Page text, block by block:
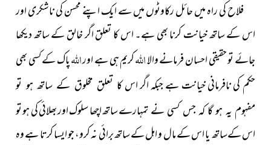
فلاح کی راہ میں حائل رکاوٹوں میں سے ایک اپنے محسن کی ناشکری اور
اس کے ساتھ خیانت کرنا بھی ہے۔ اس کا تعلق اگر خالق کے ساتھ دیکھا
جائے تو حقیقی احسان فرمانے والااللہکریم ہی ہے اوراللہپاک کے کسی بھی
حکم کی نافرمانی خیانت ہے جبکہ اگر اسکا تعلق مخلوق کے ساتھ ہو تو
مفہوم یہ ہو گا کہ جس کسی نے تمہارےساتھ اچھا سلوک اور بھلائی کی ہو تو
اس کےساتھ یا اس کے مال و اہل کے ساتھ برائی نہ کرو، جو ایسا کرتا ہے وہ